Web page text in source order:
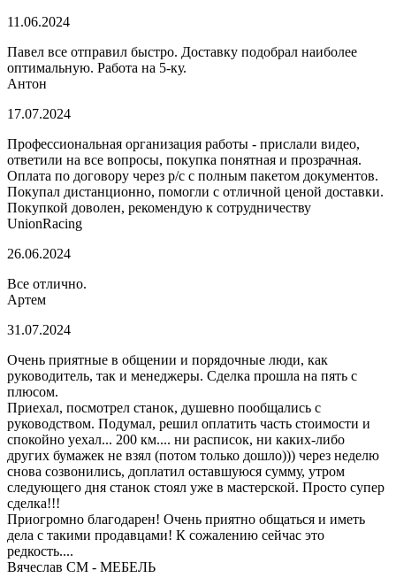
11.06.2024
Павел все отправил быстро. Доставку подобрал наиболее
оптимальную. Работа на 5-ку.
Антон
17.07.2024
Профессиональная организация работы - прислали видео,
ответили на все вопросы, покупка понятная и прозрачная.
Оплата по договору через р/с с полным пакетом документов.
Покупал дистанционно, помогли с отличной ценой доставки.
Покупкой доволен, рекомендую к сотрудничеству
UnionRacing
26.06.2024
Все отлично.
Артем
31.07.2024
Очень приятные в общении и порядочные люди, как
руководитель, так и менеджеры. Сделка прошла на пять с
плюсом.
Приехал, посмотрел станок, душевно пообщались с
руководством. Подумал, решил оплатить часть стоимости и
спокойно уехал... 200 км.... ни расписок, ни каких-либо
других бумажек не взял (потом только дошло))) через неделю
снова созвонились, доплатил оставшуюся сумму, утром
следующего дня станок стоял уже в мастерской. Просто супер
сделка!!!
Приогромно благодарен! Очень приятно общаться и иметь
дела с такими продавцами! К сожалению сейчас это
редкость....
Вячеслав СМ - МЕБЕЛЬ